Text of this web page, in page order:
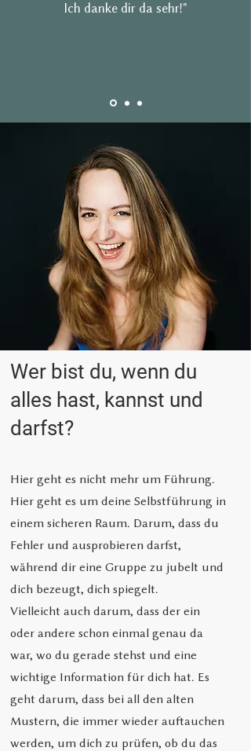
Ich danke dir da sehr!"
Wer bist du, wenn du
alles hast, kannst und
darfst?
Hier geht es nicht mehr um Führung.
Hier geht es um deine Selbstführung in
einem sicheren Raum. Darum, dass du
Fehler und ausprobieren darfst,
während dir eine Gruppe zu jubelt und
dich bezeugt, dich spiegelt.
Vielleicht auch darum, dass der ein
oder andere schon einmal genau da
war, wo du gerade stehst und eine
wichtige Information für dich hat. Es
geht darum, dass bei all den alten
Mustern, die immer wieder auftauchen
werden, um dich zu prüfen, ob du das